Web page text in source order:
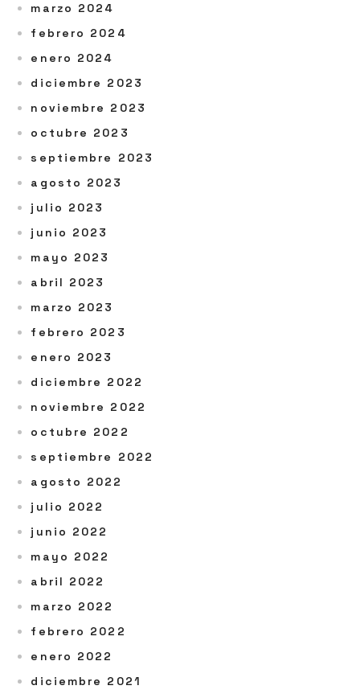
marzo 2024
febrero 2024
enero 2024
diciembre 2023
noviembre 2023
octubre 2023
septiembre 2023
agosto 2023
julio 2023
junio 2023
mayo 2023
abril 2023
marzo 2023
febrero 2023
enero 2023
diciembre 2022
noviembre 2022
octubre 2022
septiembre 2022
agosto 2022
julio 2022
junio 2022
mayo 2022
abril 2022
marzo 2022
febrero 2022
enero 2022
diciembre 2021